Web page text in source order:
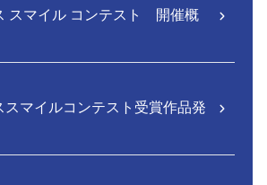
スマイル コンテスト 開催概
スマイルコンテスト受賞作品発